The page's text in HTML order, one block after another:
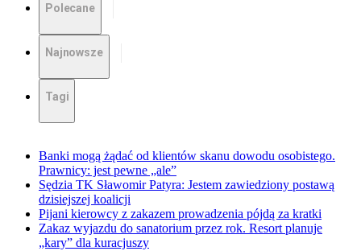
Polecane
Najnowsze
Tagi
Banki mogą żądać od klientów skanu dowodu osobistego.
Prawnicy: jest pewne „ale”
Sędzia TK Sławomir Patyra: Jestem zawiedziony postawą
dzisiejszej koalicji
Pijani kierowcy z zakazem prowadzenia pójdą za kratki
Zakaz wyjazdu do sanatorium przez rok. Resort planuje
„kary” dla kuracjuszy